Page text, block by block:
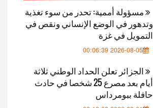
مسؤولة أممية: تحدر من سوء تغذية
وتدهور في الوضع الإنساني ونقص في
التمويل في غزة
2026-08-05 00:06:39
الجزائر تعلن الحداد الوطني ثلاثة
أيام بعد مصرع 25 شخصا في حادث
حافلة ببومرداس